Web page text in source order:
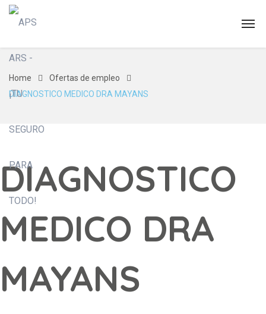
Home
Ofertas de empleo
DIAGNOSTICO MEDICO DRA MAYANS
DIAGNOSTICO
MEDICO DRA
MAYANS